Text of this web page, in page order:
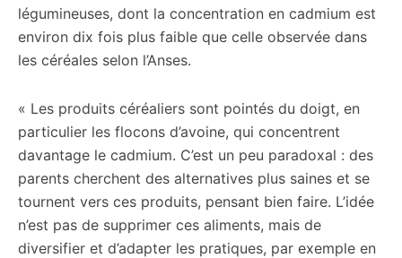
légumineuses, dont la concentration en cadmium est
environ dix fois plus faible que celle observée dans
les céréales selon l’Anses.
« Les produits céréaliers sont pointés du doigt, en
particulier les flocons d’avoine, qui concentrent
davantage le cadmium. C’est un peu paradoxal : des
parents cherchent des alternatives plus saines et se
tournent vers ces produits, pensant bien faire. L’idée
n’est pas de supprimer ces aliments, mais de
diversifier et d’adapter les pratiques, par exemple en